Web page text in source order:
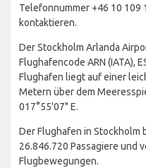
Telefonnummer +46 10 109
kontaktieren.
Der Stockholm Arlanda
Flughafencode ARN (IATA),
Flughafen liegt auf einer
Metern über dem
017°55'07" E.
Der Flughafen in Stockholm
26.846.720 Passagiere und
Flugbewegungen.